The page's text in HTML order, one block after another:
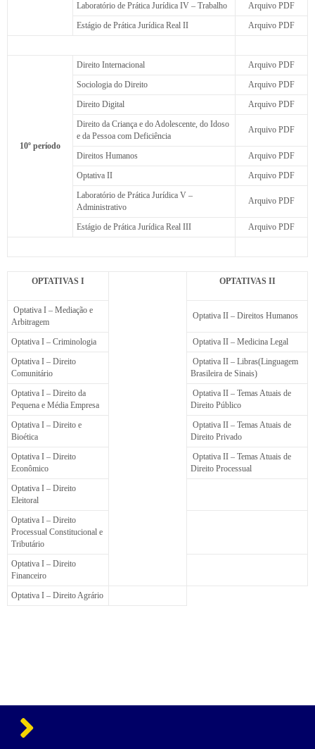
Laboratório de Prática Jurídica IV – Trabalho
Arquivo PDF
Estágio de Prática Jurídica Real II
Arquivo PDF
10º período
Direito Internacional
Arquivo PDF
Sociologia do Direito
Arquivo PDF
Direito Digital
Arquivo PDF
Direito da Criança e do Adolescente, do Idoso
e da Pessoa com Deficiência
Arquivo PDF
Direitos Humanos
Arquivo PDF
Optativa II
Arquivo PDF
Laboratório de Prática Jurídica V –
Administrativo
Arquivo PDF
Estágio de Prática Jurídica Real III Arquivo PDF
OPTATIVAS I OPTATIVAS II
Optativa I – Mediação e
Arbitragem
Optativa II – Direitos Humanos
Optativa I – Criminologia
Optativa II – Medicina Legal
Optativa I – Direito
Comunitário
Optativa II – Libras(Linguagem
Brasileira de Sinais)
Optativa I – Direito da
Pequena e Média Empresa
Optativa II – Temas Atuais de
Direito Público
Optativa I – Direito e
Bioética
Optativa II – Temas Atuais de
Direito Privado
Optativa I – Direito
Econômico
Optativa II – Temas Atuais de
Direito Processual
Optativa I – Direito
Eleitoral
Optativa I – Direito
Processual Constitucional e
Tributário
Optativa I – Direito
Financeiro
Optativa I – Direito Agrário